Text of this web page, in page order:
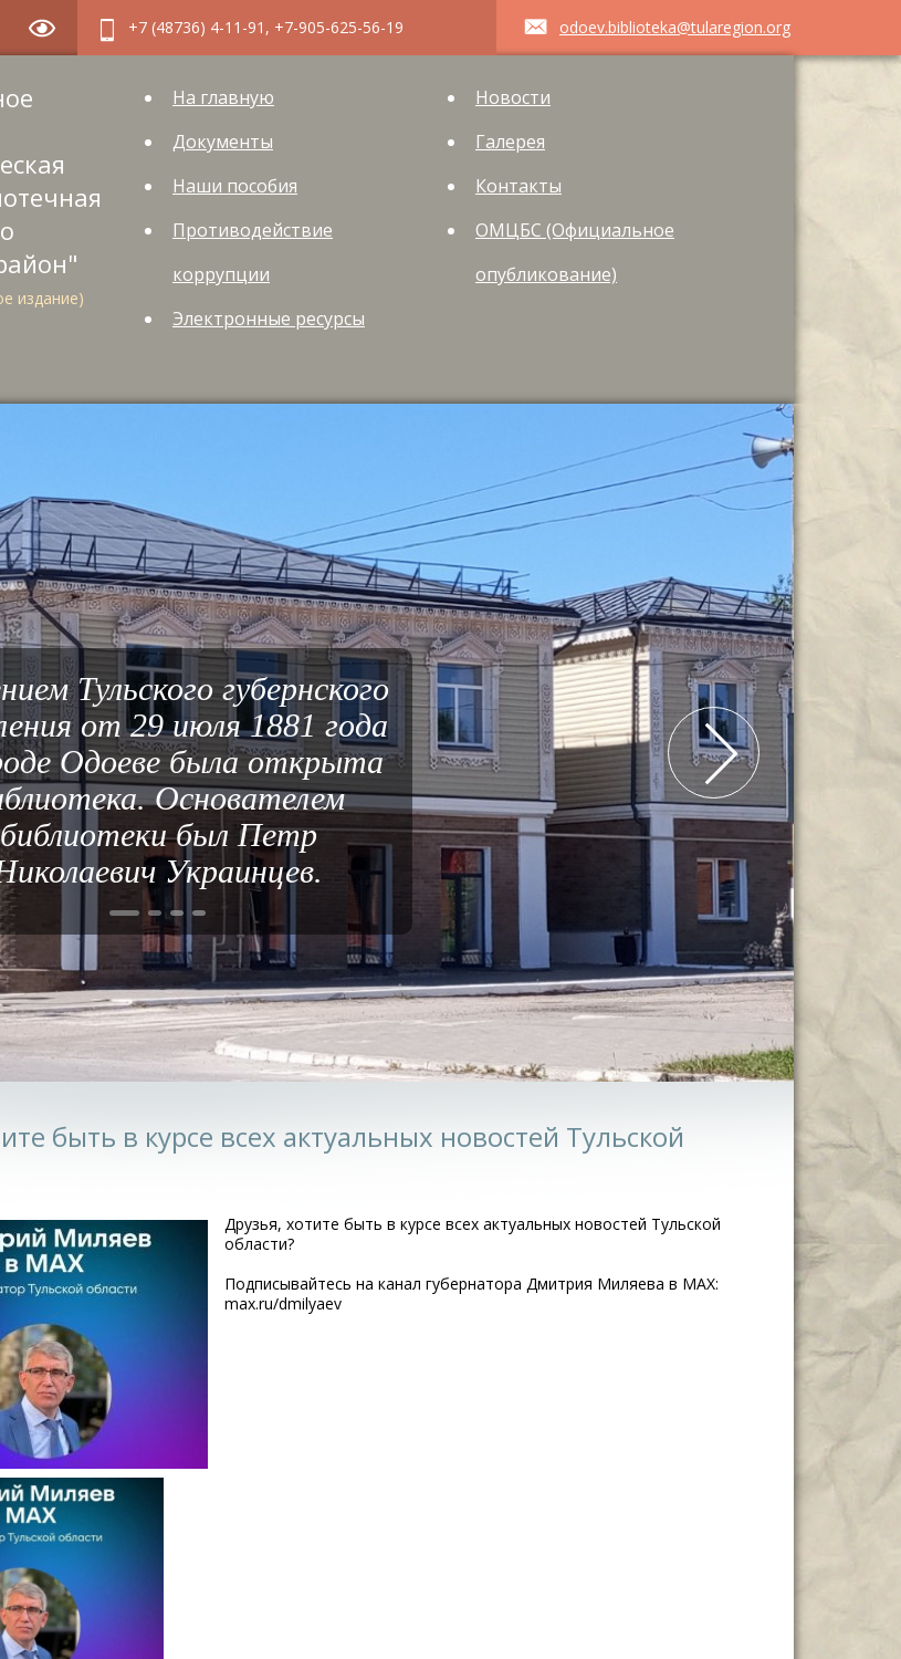
+7 (48736) 4-11-91, +7-905-625-56-19 odoev.biblioteka@tularegion.org
издание)
На главную
Документы
Наши пособия
Противодействие
коррупции
Электронные ресурсы
Новости
Галерея
Контакты
ОМЦБС (Официальное
опубликование)
Тульского губернского
от 29 июля 1881 года
Одоеве была открыта
Основателем
библиотеки был Петр
Украинцев.
быть в курсе всех актуальных новостей Тульской
Друзья, хотите быть в курсе всех актуальных новостей Тульской
области?
Подписывайтесь на канал губернатора Дмитрия Миляева в MAX:
max.ru/dmilyaev